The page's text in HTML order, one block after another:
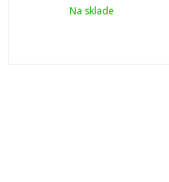
Na sklade